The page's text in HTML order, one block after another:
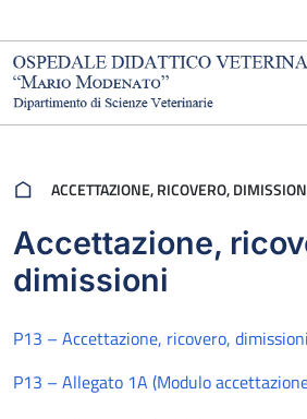
ACCETTAZIONE, RICOVERO,
Accettazione,
dimissioni
P13 – Accettazione, ricovero,
P13 – Allegato 1A (Modulo